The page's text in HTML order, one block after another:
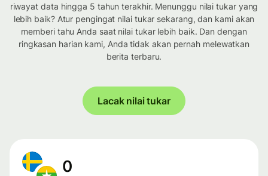
riwayat data hingga 5 tahun terakhir. Menunggu nilai tukar yang
lebih baik? Atur pengingat nilai tukar sekarang, dan kami akan
memberi tahu Anda saat nilai tukar lebih baik. Dan dengan
ringkasan harian kami, Anda tidak akan pernah melewatkan
berita terbaru.
Lacak nilai tukar
0